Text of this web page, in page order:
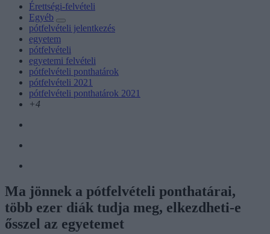
Érettségi-felvételi
Egyéb
pótfelvételi jelentkezés
egyetem
pótfelvételi
egyetemi felvételi
pótfelvételi ponthatárok
pótfelvételi 2021
pótfelvételi ponthatárok 2021
+4
Ma jönnek a pótfelvételi ponthatárai,
több ezer diák tudja meg, elkezdheti-e
ősszel az egyetemet